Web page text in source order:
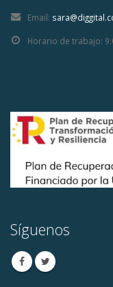
Email:
Horario de trabajo:
Síguenos